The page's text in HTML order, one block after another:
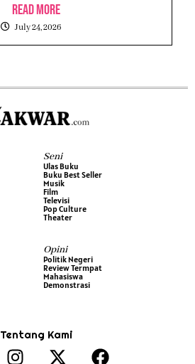
Read More
July 24, 2026
Seni
Ulas Buku
Buku Best Seller
Musik
Film
Televisi
Pop Culture
Theater
Opini
Politik Negeri
Review Termpat
Mahasiswa
Demonstrasi
Tentang Kami